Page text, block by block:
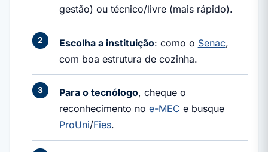
gestão) ou técnico/livre (mais rápido).
Escolha a instituição: como o Senac,
com boa estrutura de cozinha.
Para o tecnólogo, cheque o
reconhecimento no e-MEC e busque
ProUni/Fies.